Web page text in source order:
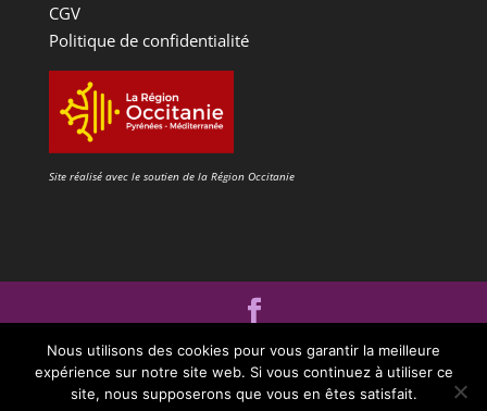
CGV
Politique de confidentialité
Site réalisé avec le soutien de la Région Occitanie
©2006 -2026 SAS IDÉES PLUS – 100 rue du Pigeonnier 30320
Bezouce France
Tel : 09 72 97 62 58 - 06 22 12 22 57 - mail :
Nous utilisons des cookies pour vous garantir la meilleure
expérience sur notre site web. Si vous continuez à utiliser ce
site, nous supposerons que vous en êtes satisfait.